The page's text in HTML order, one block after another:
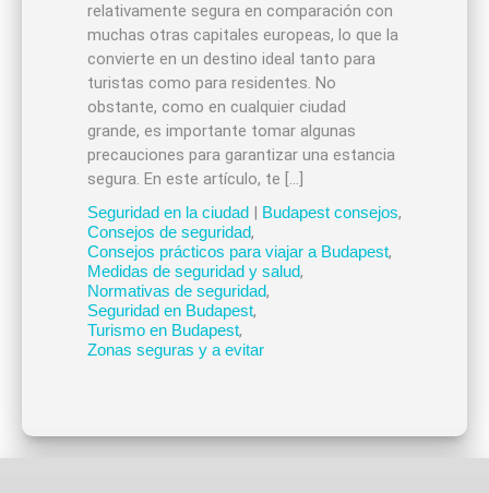
relativamente segura en comparación con
muchas otras capitales europeas, lo que la
convierte en un destino ideal tanto para
turistas como para residentes. No
obstante, como en cualquier ciudad
grande, es importante tomar algunas
precauciones para garantizar una estancia
segura. En este artículo, te […]
Seguridad en la ciudad Budapest consejos,
Consejos de seguridad,
Consejos prácticos para viajar a Budapest,
Medidas de seguridad y salud,
Normativas de seguridad,
Seguridad en Budapest,
Turismo en Budapest,
Zonas seguras y a evitar